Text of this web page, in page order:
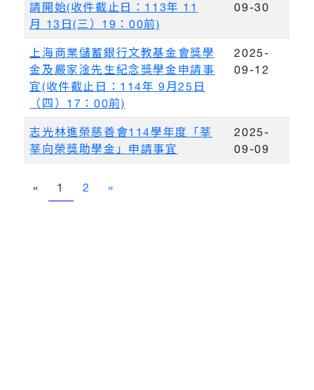
請開始(收件截止日：113年 11
月 13日(三）19：00前)
09-30
上海商業儲蓄銀行文教基金會獎學
金及嚴家淦先生紀念獎學金申請事
宜(收件截止日：114年 9月25日
（四）17：00前)
2025-
09-12
志光林進榮慈善會114學年度「莘
莘向榮獎助學金」申請事宜
2025-
09-09
« 1 2 »